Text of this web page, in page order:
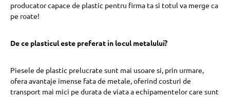
producator capace de plastic pentru firma ta si totul va merge ca
pe roate!
De ce plasticul este preferat in locul metalului?
Piesele de plastic prelucrate sunt mai usoare si, prin urmare,
ofera avantaje imense fata de metale, oferind costuri de
transport mai mici pe durata de viata a echipamentelor care sunt